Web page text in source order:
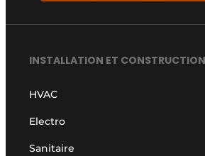
INSTALLATION ET CONSTRUCTION
HVAC
Electro
Sanitaire